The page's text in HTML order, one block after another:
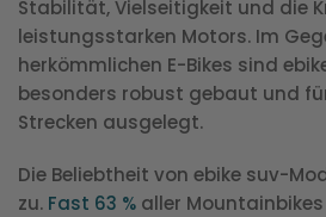
Stabilität, Vielseitigkeit und die
leistungsstarken Motors. Im
herkömmlichen E-Bikes sind
besonders robust gebaut und
Strecken ausgelegt.
Die Beliebtheit von ebike suv-
zu. Fast 63 % aller